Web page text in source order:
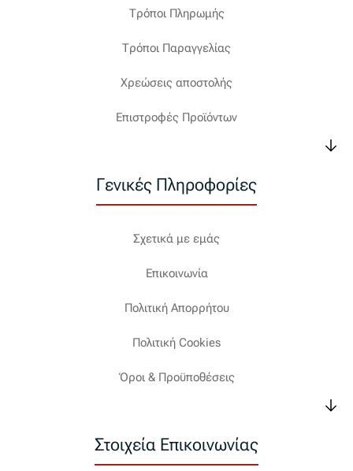
Τρόποι Πληρωμής
Τρόποι Παραγγελίας
Χρεώσεις αποστολής
Επιστροφές Προϊόντων
Γενικές Πληροφορίες
Σχετικά με εμάς
Επικοινωνία
Πολιτική Απορρήτου
Πολιτική Cookies
Όροι & Προϋποθέσεις
Στοιχεία Επικοινωνίας